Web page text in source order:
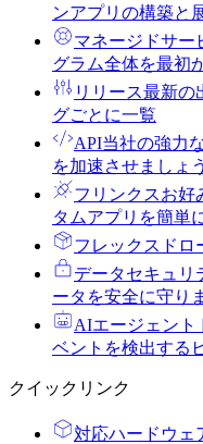
ンアプリの構築と
マネージドサー
グラム全体を最初
リリース最新の
グごとに一覧
API当社の強力
を加速させましょ
フリンクスお好
タムアプリを簡単
フレックス ド
データセキュリ
ータを安全に守り
AIエージェント
ベントを検出する
クイックリンク
対応ハードウェ